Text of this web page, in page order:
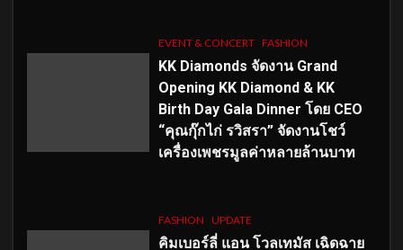
EVENT & CONCERT FASHION
KK Diamonds จัดงาน Grand
Opening KK Diamond & KK
Birth Day Gala Dinner โดย CEO
“คุณกุ๊กไก่ รวิสรา” จัดงานโชว์
เครื่องเพชรมูลค่าหลายล้านบาท
FASHION UPDATE
คิมเบอร์ลี่ แอน โวลเทมัส เฉิดฉาย